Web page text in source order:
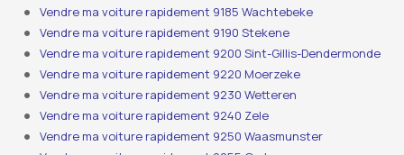
Vendre ma voiture rapidement 9185 Wachtebeke
Vendre ma voiture rapidement 9190 Stekene
Vendre ma voiture rapidement 9200 Sint-Gillis-Dendermonde
Vendre ma voiture rapidement 9220 Moerzeke
Vendre ma voiture rapidement 9230 Wetteren
Vendre ma voiture rapidement 9240 Zele
Vendre ma voiture rapidement 9250 Waasmunster